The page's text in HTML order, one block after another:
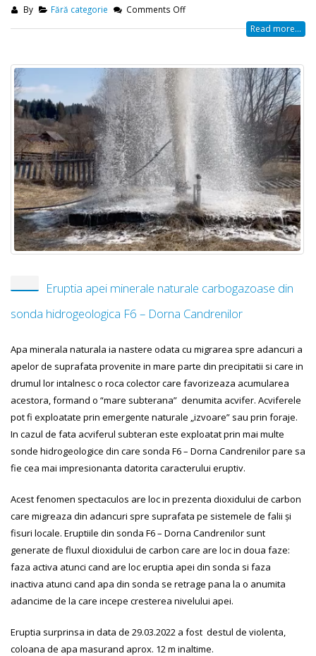
By Fără categorie Comments Off
Read more...
Eruptia apei minerale naturale carbogazoase din
sonda hidrogeologica F6 – Dorna Candrenilor
Apa minerala naturala ia nastere odata cu migrarea spre adancuri a
apelor de suprafata provenite in mare parte din precipitatii si care in
drumul lor intalnesc o roca colector care favorizeaza acumularea
acestora, formand o “mare subterana” denumita acvifer. Acviferele
pot fi exploatate prin emergente naturale „izvoare” sau prin foraje.
In cazul de fata acviferul subteran este exploatat prin mai multe
sonde hidrogeologice din care sonda F6 – Dorna Candrenilor pare sa
fie cea mai impresionanta datorita caracterului eruptiv.
Acest fenomen spectaculos are loc in prezenta dioxidului de carbon
care migreaza din adancuri spre suprafata pe sistemele de falii și
fisuri locale. Eruptiile din sonda F6 – Dorna Candrenilor sunt
generate de fluxul dioxidului de carbon care are loc in doua faze:
faza activa atunci cand are loc eruptia apei din sonda si faza
inactiva atunci cand apa din sonda se retrage pana la o anumita
adancime de la care incepe cresterea nivelului apei.
Eruptia surprinsa in data de 29.03.2022 a fost destul de violenta,
coloana de apa masurand aprox. 12 m inaltime.